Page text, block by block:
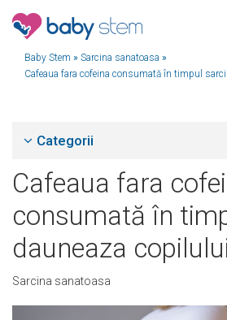
Baby Stem » Sarcina sanatoasa »
Cafeaua fara cofeina consumată în timpul
Categorii
Cafeaua fara
consumată în
dauneaza
Sarcina sanatoasa